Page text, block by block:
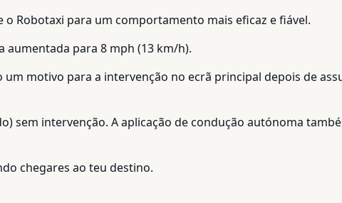
Robotaxi para um comportamento mais eficaz e fiável.
aumentada para 8 mph (13 km/h).
motivo para a intervenção no ecrã principal depois de
sem intervenção. A aplicação de condução autónoma
chegares ao teu destino.